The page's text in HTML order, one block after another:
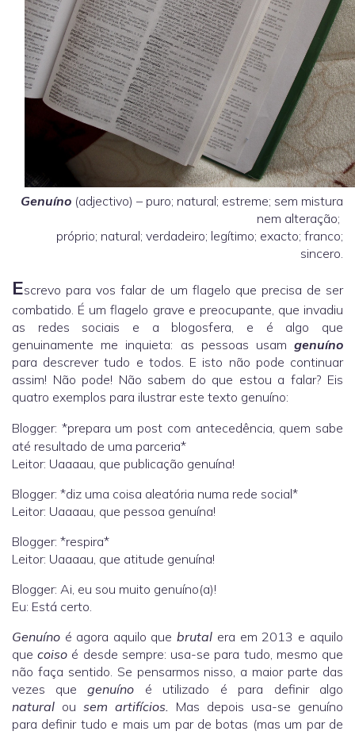
Genuíno (adjectivo) – puro; natural; estreme; sem mistura
nem alteração;
próprio; natural; verdadeiro; legítimo; exacto; franco;
sincero.
Escrevo para vos falar de um flagelo que precisa de ser
combatido. É um flagelo grave e preocupante, que invadiu
as redes sociais e a blogosfera, e é algo que
genuinamente me inquieta: as pessoas usam genuíno
para descrever tudo e todos. E isto não pode continuar
assim! Não pode! Não sabem do que estou a falar? Eis
quatro exemplos para ilustrar este texto genuíno:
Blogger: *prepara um post com antecedência, quem sabe
até resultado de uma parceria*
Leitor: Uaaaau, que publicação genuína!
Blogger: *diz uma coisa aleatória numa rede social*
Leitor: Uaaaau, que pessoa genuína!
Blogger: *respira*
Leitor: Uaaaau, que atitude genuína!
Blogger: Ai, eu sou muito genuíno(a)!
Eu: Está certo.
Genuíno é agora aquilo que brutal era em 2013 e aquilo
que coiso é desde sempre: usa-se para tudo, mesmo que
não faça sentido. Se pensarmos nisso, a maior parte das
vezes que genuíno é utilizado é para definir algo
natural ou sem artifícios. Mas depois usa-se genuíno
para definir tudo e mais um par de botas (mas um par de